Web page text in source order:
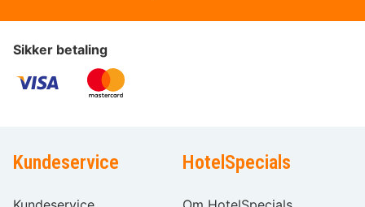
Sikker betaling
Kundeservice HotelSpecials